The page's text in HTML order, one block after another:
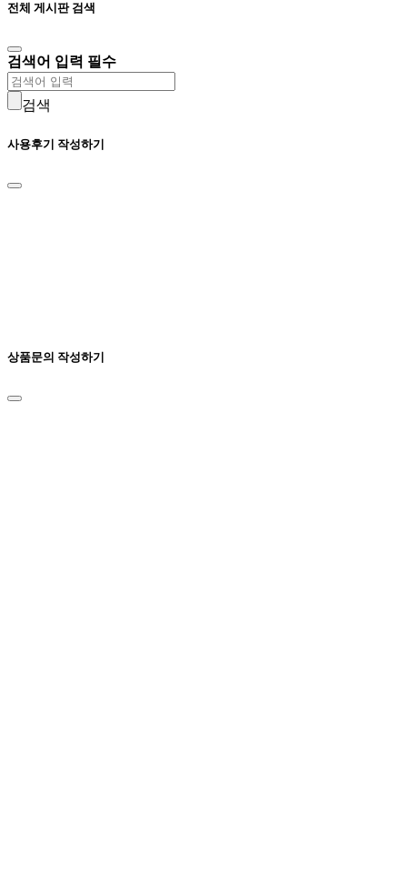
전체 게시판 검색
검색어 입력 필수
검색
사용후기 작성하기
상품문의 작성하기